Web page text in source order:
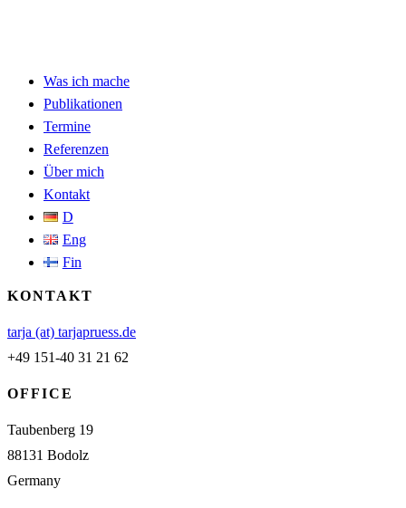
Was ich mache
Publikationen
Termine
Referenzen
Über mich
Kontakt
D
Eng
Fin
KONTAKT
tarja (at) tarjapruess.de
+49 151-40 31 21 62
OFFICE
Taubenberg 19
88131 Bodolz
Germany